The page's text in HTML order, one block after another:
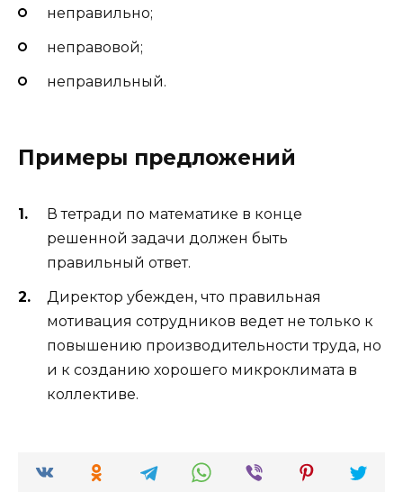
неправильно;
неправовой;
неправильный.
Примеры предложений
В тетради по математике в конце
решенной задачи должен быть
правильный ответ.
Директор убежден, что правильная
мотивация сотрудников ведет не только к
повышению производительности труда, но
и к созданию хорошего микроклимата в
коллективе.